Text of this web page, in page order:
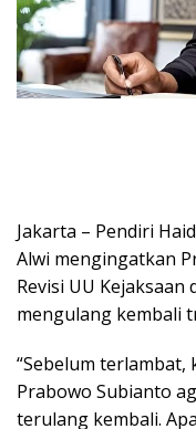
Jakarta – Pendiri
Alwi mengingatkan
Revisi UU Kejaksaan
mengulang kembali
“Sebelum
Prabowo Subianto
terulang kembali.